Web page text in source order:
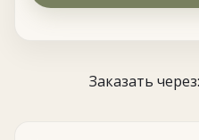
Заказать через: